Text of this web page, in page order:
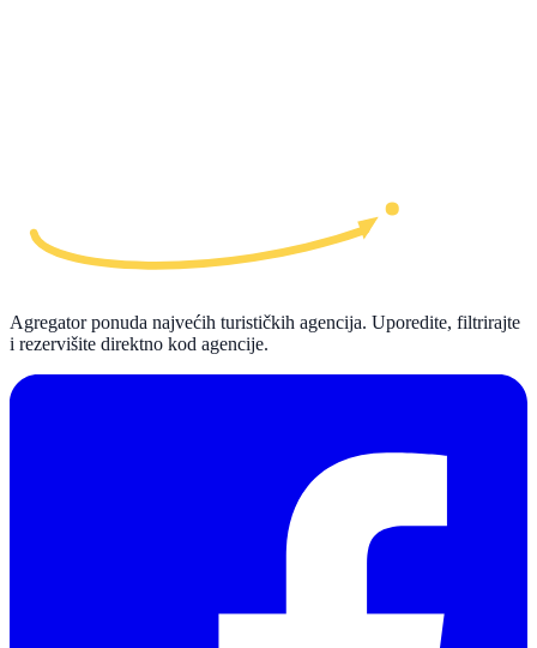
Agregator ponuda najvećih turističkih agencija. Uporedite, filtrirajte
i rezervišite direktno kod agencije.